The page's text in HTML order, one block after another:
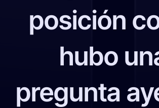
posición
hubo
pregunta